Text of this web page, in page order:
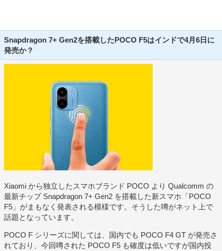
Snapdragon 7+ Gen2を搭載したPOCO F5はインドで4月6日に
発売か？
Xiaomi から独立したスマホブランド POCO より Qualcomm の
最新チップ Snapdragon 7+ Gen2 を搭載した新スマホ「POCO
F5」がまもなく発表される模様です。そうした噂がネット上で
話題となっています。
POCO F シリーズに関しては、国内でも POCO F4 GT が発売さ
れており、今回噂された POCO F5 も確度は低いですが国内投